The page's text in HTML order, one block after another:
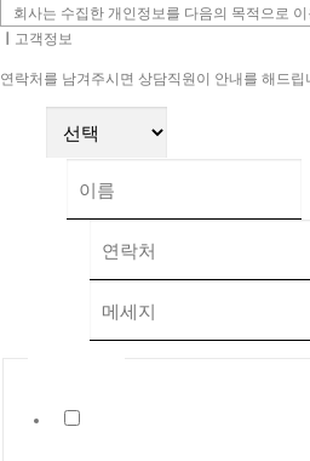
회사는 수집한 개인정보를 다음의 목적으로
– 마케팅 및 광고에 활용, 신규 서비스(제품)개
전달, 인구통계학적 특성에 따른 서비스 제공
원 서비스 이용에 대한 통계 및 분양정보 안내 등
(3) 개인정보의 보유 및 이용기간
– 분양 종료시까지
(4) 거부할 권리
고객께서는 정보 수집 및 이용에 대한 동의를
해야만 등록이 가능합니다.
하여 운영하고 있습니다.
ㅣ 고객정보
연락처를 남겨주시면 상담직원이 안내를 해드립